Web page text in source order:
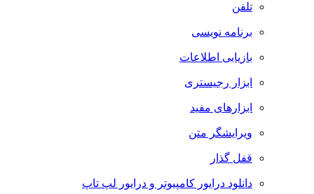
تلفن
برنامه نویسی
بازیابی اطلاعات
ابزار رجیستری
ابزارهای مفید
ویرایشگر متن
قفل گذار
دانلود درایور کامپیوتر و درایور لپ تاپ